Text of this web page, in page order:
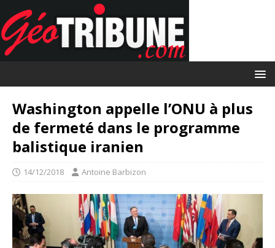
Washington appelle l’ONU à plus
de fermeté dans le programme
balistique iranien
14/12/2018 Antoine Barbizon